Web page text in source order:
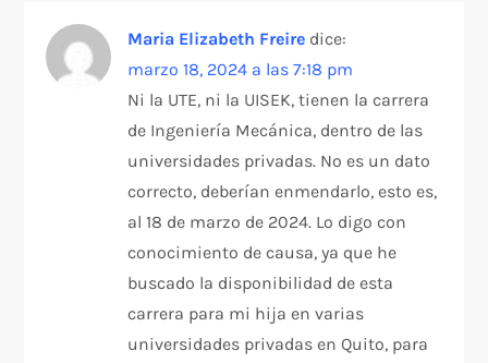
n
Maria Elizabeth Freire dice:
marzo 18, 2024 a las 7:18 pm
Ni la UTE, ni la UISEK, tienen la carrera
de Ingeniería Mecánica, dentro de las
universidades privadas. No es un dato
correcto, deberían enmendarlo, esto es,
al 18 de marzo de 2024. Lo digo con
conocimiento de causa, ya que he
buscado la disponibilidad de esta
carrera para mi hija en varias
universidades privadas en Quito, para